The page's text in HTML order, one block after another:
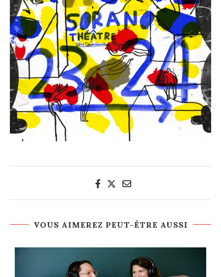
VOUS AIMEREZ PEUT-ÊTRE AUSSI